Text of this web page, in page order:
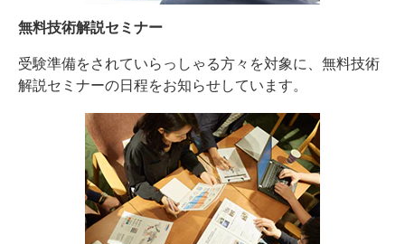
無料技術解説セミナー
受験準備をされていらっしゃる方々を対象に、無料技術
解説セミナーの日程をお知らせしています。